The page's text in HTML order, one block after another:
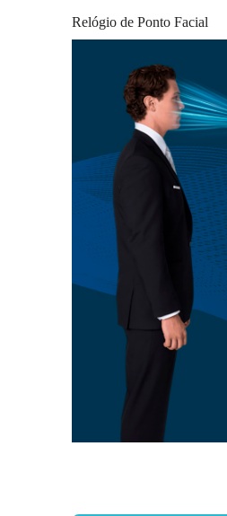
Relógio de Ponto Facial